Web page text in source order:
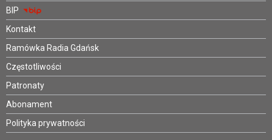
BIP
Kontakt
Ramówka Radia Gdańsk
Częstotliwości
Patronaty
Abonament
Polityka prywatności